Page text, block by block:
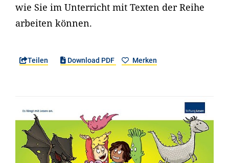
wie Sie im Unterricht mit Texten der Reihe
arbeiten können.
Teilen Download PDF Merken